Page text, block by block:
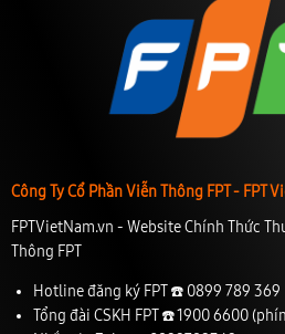
Công Ty Cổ Phần Viễn Thông FPT - FPT
FPTVietNam.vn - Website Chính Thức
Thông FPT
Hotline đăng ký FPT ☎️ 0899 789 369
Tổng đài CSKH FPT ☎️1900 6600